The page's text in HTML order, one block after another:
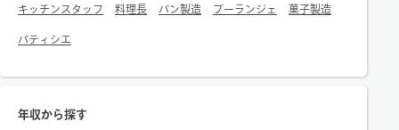
キッチンスタッフ 料理長 パン製造 ブーランジェ 菓子製造
パティシエ
年収から探す